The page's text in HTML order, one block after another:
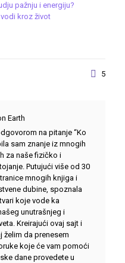
pažnju i energiju?
kroz život
5
Earth
na pitanje “Ko
sam znanje iz mnogih
za naše fizičko i
Putujući više od 30
mnogih knjiga i
dubine, spoznala
koje vode ka
unutrašnjeg i
Kreirajući ovaj sajt i
želim da prenesem
koje će vam pomoći
dane provedete u